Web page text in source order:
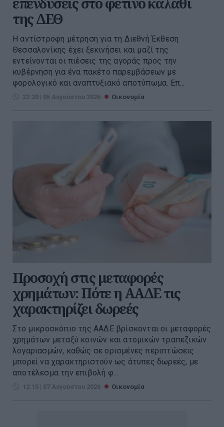
της ΔΕΘ
Η αντίστροφη μέτρηση για τη Διεθνή Έκθεση
Θεσσαλονίκης έχει ξεκινήσει και μαζί της
εντείνονται οι πιέσεις της αγοράς προς την
κυβέρνηση για ένα πακέτο παρεμβάσεων με
φορολογικό και αναπτυξιακό αποτύπωμα. Επ...
22:20 | 05 Αυγούστου 2026 Οικονομία
Προσοχή στις μεταφορές
χρημάτων: Πότε η ΑΑΔΕ τις
χαρακτηρίζει δωρεές
Στο μικροσκόπιο της ΑΑΔΕ βρίσκονται οι μεταφορές
χρημάτων μεταξύ κοινών και ατομικών τραπεζικών
λογαριασμών, καθώς σε ορισμένες περιπτώσεις
μπορεί να χαρακτηριστούν ως άτυπες δωρεές, με
αποτέλεσμα την επιβολή φ...
12:15 | 07 Αυγούστου 2026 Οικονομία